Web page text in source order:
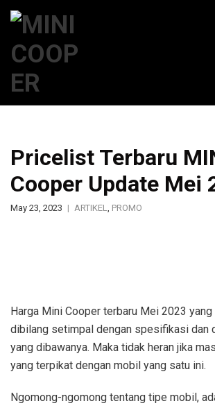
Pricelist Terbaru
Cooper Update Mei
May 23, 2023 ARTIKEL, PROMO
Harga Mini Cooper terbaru Mei 2023
dibilang setimpal dengan spesifikasi dan
yang dibawanya. Maka tidak heran jika
yang terpikat dengan mobil yang satu ini.
Ngomong-ngomong tentang tipe mobil,